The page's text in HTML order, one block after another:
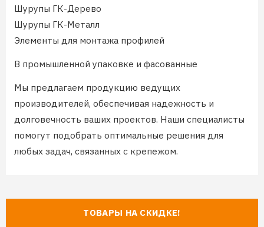
ТОВАРЫ НА СКИДКЕ!
Шурупы ГК-Дерево
Шурупы ГК-Металл
Элементы для монтажа профилей
В промышленной упаковке и фасованные
Мы предлагаем продукцию ведущих
производителей, обеспечивая надежность и
долговечность ваших проектов. Наши специалисты
помогут подобрать оптимальные решения для
любых задач, связанных с крепежом.